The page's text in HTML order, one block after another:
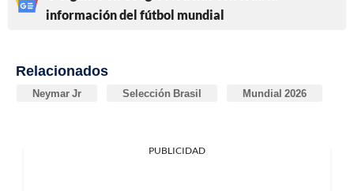
información del fútbol mundial
Relacionados
Neymar Jr Selección Brasil Mundial 2026
PUBLICIDAD